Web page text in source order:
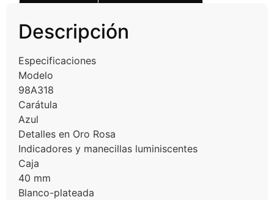
Descripción
Especificaciones
Modelo
98A318
Carátula
Azul
Detalles en Oro Rosa
Indicadores y manecillas luminiscentes
Caja
40 mm
Blanco-plateada